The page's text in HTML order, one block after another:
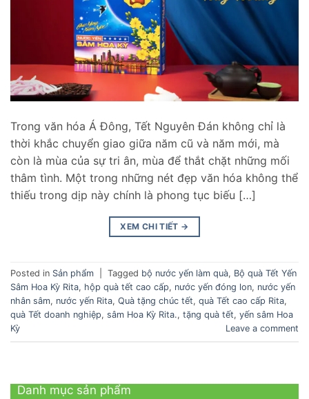
Trong văn hóa Á Đông, Tết Nguyên Đán không chỉ là
thời khắc chuyển giao giữa năm cũ và năm mới, mà
còn là mùa của sự tri ân, mùa để thắt chặt những mối
thâm tình. Một trong những nét đẹp văn hóa không thể
thiếu trong dịp này chính là phong tục biếu […]
XEM CHI TIẾT →
Posted in Sản phẩm Tagged bộ nước yến làm quà, Bộ quà Tết Yến
Sâm Hoa Kỳ Rita, hộp quà tết cao cấp, nước yến đóng lon, nước yến
nhân sâm, nước yến Rita, Quà tặng chúc tết, quà Tết cao cấp Rita,
quà Tết doanh nghiệp, sâm Hoa Kỳ Rita., tặng quà tết, yến sâm Hoa
Kỳ
Leave a comment
Danh mục sản phẩm